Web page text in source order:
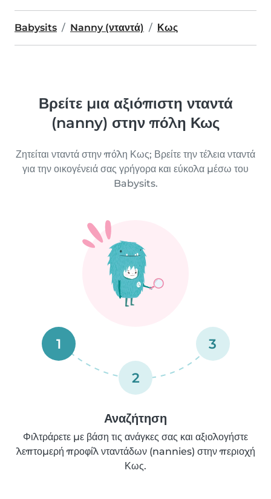
Babysits Nanny (νταντά) Κως
Βρείτε μια αξιόπιστη νταντά
(nanny) στην πόλη Κως
Ζητείται νταντά στην πόλη Κως; Βρείτε την τέλεια νταντά
για την οικογένειά σας γρήγορα και εύκολα μέσω του
Babysits.
1
2
3
Αναζήτηση
Φιλτράρετε με βάση τις ανάγκες σας και αξιολογήστε
λεπτομερή προφίλ νταντάδων (nannies) στην περιοχή
Κως.